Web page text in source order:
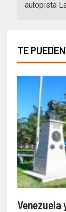
autopista
TE
Venezuela